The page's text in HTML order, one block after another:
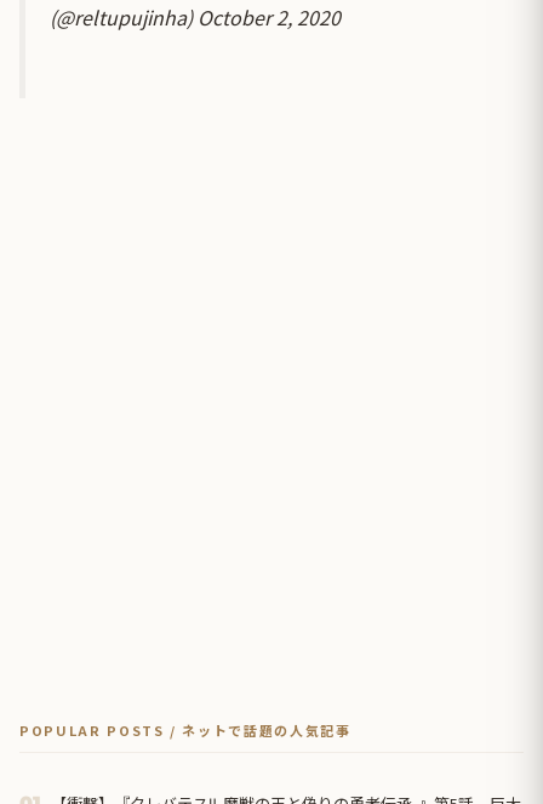
(@reltupujinha) October 2, 2020
POPULAR POSTS / ネットで話題の人気記事